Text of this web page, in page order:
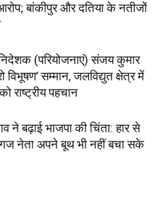
बांकीपुर और दतिया के नतीजों
(परियोजनाएं) संजय कुमार
विभूषण’ सम्मान, जलविद्युत क्षेत्र में
राष्ट्रीय पहचान
ने बढ़ाई भाजपा की चिंता: हार से
नेता अपने बूथ भी नहीं बचा सके